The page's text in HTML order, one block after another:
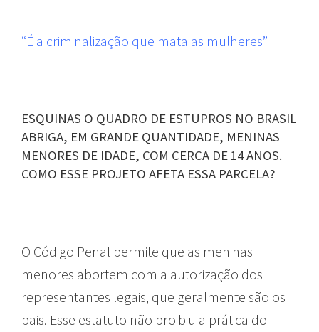
“É a criminalização que mata as mulheres”
ESQUINAS O QUADRO DE ESTUPROS NO BRASIL
ABRIGA, EM GRANDE QUANTIDADE, MENINAS
MENORES DE IDADE, COM CERCA DE 14 ANOS.
COMO ESSE PROJETO AFETA ESSA PARCELA?
O Código Penal permite que as meninas
menores abortem com a autorização dos
representantes legais, que geralmente são os
pais. Esse estatuto não proibiu a prática do